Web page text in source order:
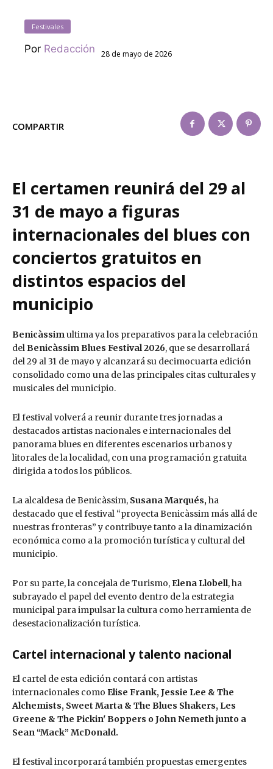
Festivales
Por Redacción 28 de mayo de 2026
COMPARTIR
El certamen reunirá del 29 al
31 de mayo a figuras
internacionales del blues con
conciertos gratuitos en
distintos espacios del
municipio
Benicàssimultima ya los preparativos para la celebración
delBenicàssim Blues Festival 2026, que se desarrollará
del 29 al 31 de mayo y alcanzará su decimocuarta edición
consolidado como una de las principales citas culturales y
musicales del municipio.
El festival volverá a reunir durante tres jornadas a
destacados artistas nacionales e internacionales del
panorama blues en diferentes escenarios urbanos y
litorales de la localidad, con una programación gratuita
dirigida a todos los públicos.
La alcaldesa de Benicàssim, Susana Marqués,ha
destacado que el festival “proyecta Benicàssim más allá de
nuestras fronteras” y contribuye tanto a la dinamización
económica como a la promoción turística y cultural del
municipio.
Por su parte, la concejala de Turismo, Elena Llobell, ha
subrayado el papel del evento dentro de la estrategia
municipal para impulsar la cultura como herramienta de
desestacionalización turística.
Cartel internacional y talento nacional
El cartel de esta edición contará con artistas
internacionales como Elise Frank, Jessie Lee & The
Alchemists, Sweet Marta & The Blues Shakers, Les
Greene & The Pickin' Boppers o John Nemeth junto a
Sean “Mack” McDonald.
El festival incorporará también propuestas emergentes